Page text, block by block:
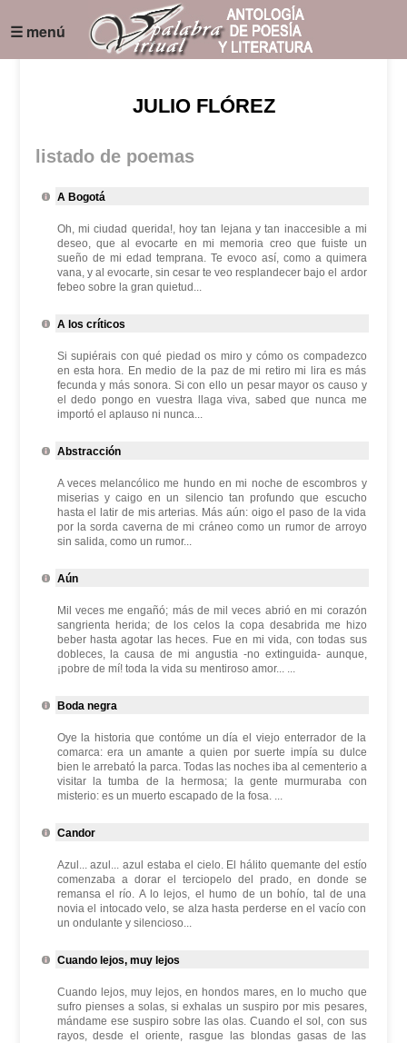
☰ menú
JULIO FLÓREZ
listado de poemas
A Bogotá
Oh, mi ciudad querida!, hoy tan lejana y tan inaccesible a mi
deseo, que al evocarte en mi memoria creo que fuiste un
sueño de mi edad temprana. Te evoco así, como a quimera
vana, y al evocarte, sin cesar te veo resplandecer bajo el ardor
febeo sobre la gran quietud...
A los críticos
Si supiérais con qué piedad os miro y cómo os compadezco
en esta hora. En medio de la paz de mi retiro mi lira es más
fecunda y más sonora. Si con ello un pesar mayor os causo y
el dedo pongo en vuestra llaga viva, sabed que nunca me
importó el aplauso ni nunca...
Abstracción
A veces melancólico me hundo en mi noche de escombros y
miserias y caigo en un silencio tan profundo que escucho
hasta el latir de mis arterias. Más aún: oigo el paso de la vida
por la sorda caverna de mi cráneo como un rumor de arroyo
sin salida, como un rumor...
Aún
Mil veces me engañó; más de mil veces abrió en mi corazón
sangrienta herida; de los celos la copa desabrida me hizo
beber hasta agotar las heces. Fue en mi vida, con todas sus
dobleces, la causa de mi angustia -no extinguida- aunque,
¡pobre de mí! toda la vida su mentiroso amor... ...
Boda negra
Oye la historia que contóme un día el viejo enterrador de la
comarca: era un amante a quien por suerte impía su dulce
bien le arrebató la parca. Todas las noches iba al cementerio a
visitar la tumba de la hermosa; la gente murmuraba con
misterio: es un muerto escapado de la fosa. ...
Candor
Azul... azul... azul estaba el cielo. El hálito quemante del estío
comenzaba a dorar el terciopelo del prado, en donde se
remansa el río. A lo lejos, el humo de un bohío, tal de una
novia el intocado velo, se alza hasta perderse en el vacío con
un ondulante y silencioso...
Cuando lejos, muy lejos
Cuando lejos, muy lejos, en hondos mares, en lo mucho que
sufro pienses a solas, si exhalas un suspiro por mis pesares,
mándame ese suspiro sobre las olas. Cuando el sol, con sus
rayos, desde el oriente, rasgue las blondas gasas de las